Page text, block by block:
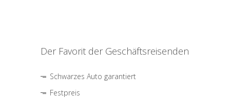
Der Favorit der Geschäftsreisenden
Schwarzes Auto garantiert
Festpreis